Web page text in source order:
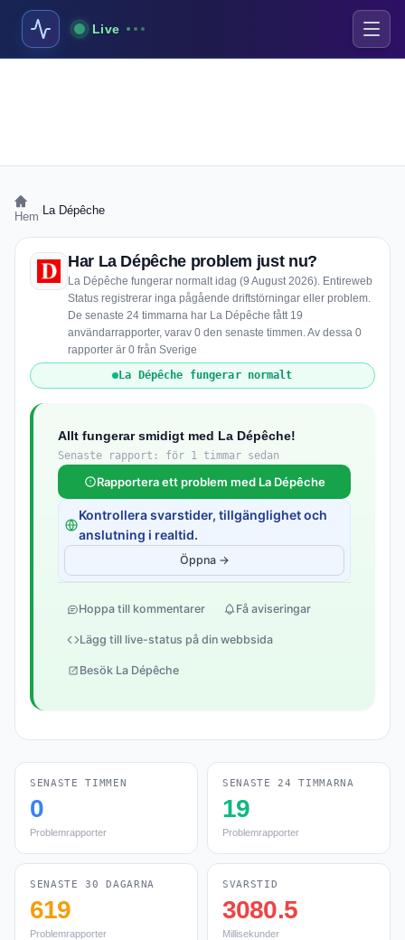
Live
Hem La Dépêche
Har La Dépêche problem just nu?
La Dépêche fungerar normalt idag (9 August 2026). Entireweb
Status registrerar inga pågående driftstörningar eller problem.
De senaste 24 timmarna har La Dépêche fått 19
användarrapporter, varav 0 den senaste timmen. Av dessa 0
rapporter är 0 från Sverige
La Dépêche fungerar normalt
Allt fungerar smidigt med La Dépêche!
Senaste rapport: för 1 timmar sedan
Rapportera ett problem med La Dépêche
Kontrollera svarstider, tillgänglighet och
anslutning i realtid.
Öppna →
Hoppa till kommentarer Få aviseringar
Lägg till live-status på din webbsida
Besök La Dépêche
SENASTE TIMMEN
0
Problemrapporter
SENASTE 24 TIMMARNA
19
Problemrapporter
SENASTE 30 DAGARNA
619
Problemrapporter
SVARSTID
3080.5
Millisekunder